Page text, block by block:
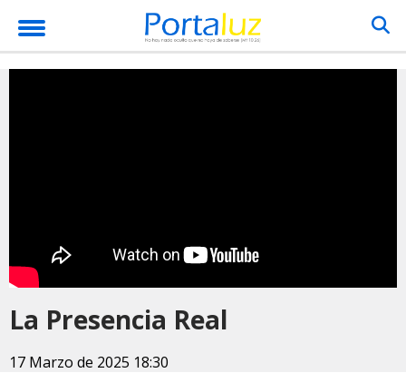
La Presencia Real
17 Marzo de 2025 18:30